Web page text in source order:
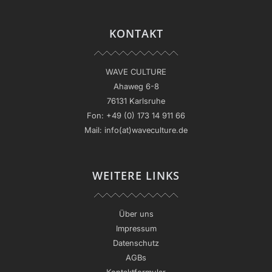
KONTAKT
WAVE CULTURE
Ahaweg 6-8
76131 Karlsruhe
Fon: +49 (0) 173 14 911 66
Mail: info(at)waveculture.de
WEITERE LINKS
Über uns
Impressum
Datenschutz
AGBs